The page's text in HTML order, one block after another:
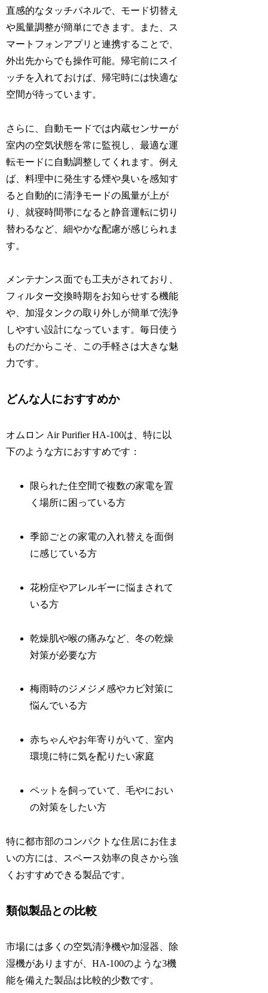
直感的なタッチパネルで、モード切替え
や風量調整が簡単にできます。また、ス
マートフォンアプリと連携することで、
外出先からでも操作可能。帰宅前にスイ
ッチを入れておけば、帰宅時には快適な
空間が待っています。
さらに、自動モードでは内蔵センサーが
室内の空気状態を常に監視し、最適な運
転モードに自動調整してくれます。例え
ば、料理中に発生する煙や臭いを感知す
ると自動的に清浄モードの風量が上が
り、就寝時間帯になると静音運転に切り
替わるなど、細やかな配慮が感じられま
す。
メンテナンス面でも工夫がされており、
フィルター交換時期をお知らせする機能
や、加湿タンクの取り外しが簡単で洗浄
しやすい設計になっています。毎日使う
ものだからこそ、この手軽さは大きな魅
力です。
どんな人におすすめか
オムロン Air Purifier HA-100は、特に以
下のような方におすすめです：
限られた住空間で複数の家電を置
く場所に困っている方
季節ごとの家電の入れ替えを面倒
に感じている方
花粉症やアレルギーに悩まされて
いる方
乾燥肌や喉の痛みなど、冬の乾燥
対策が必要な方
梅雨時のジメジメ感やカビ対策に
悩んでいる方
赤ちゃんやお年寄りがいて、室内
環境に特に気を配りたい家庭
ペットを飼っていて、毛やにおい
の対策をしたい方
特に都市部のコンパクトな住居にお住ま
いの方には、スペース効率の良さから強
くおすすめできる製品です。
類似製品との比較
市場には多くの空気清浄機や加湿器、除
湿機がありますが、HA-100のような3機
能を備えた製品は比較的少数です。